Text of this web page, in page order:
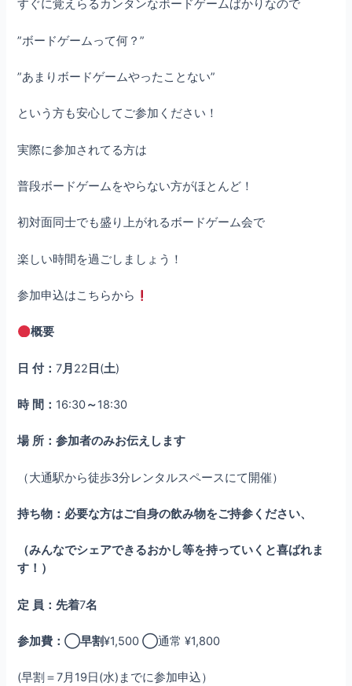
すぐに覚えらるカンタンなボードゲームばかりなので
”ボードゲームって何？”
”あまりボードゲームやったことない”
という方も安心してご参加ください！
実際に参加されてる方は
普段ボードゲームをやらない方がほとんど！
初対面同士でも盛り上がれるボードゲーム会で
楽しい時間を過ごしましょう！
参加申込はこちらから
概要
日 付：7月 22 日 (土)
時 間： 16:30～18:30
場 所：参加者のみお伝えします
（大通駅から徒歩3分レンタルスペースにて開催）
持ち物：必要な方はご自身の飲み物をご持参ください、
（みんなでシェアできるおかし等を持っていくと喜ばれま
す！）
定 員：先着7名
参加費：◯早割¥1,500◯通常 ¥1,800
(早割＝7月19日(水)までに参加申込）